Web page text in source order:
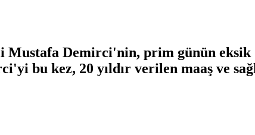
Demirci'nin, prim günün eksik
bu kez, 20 yıldır verilen maaş ve